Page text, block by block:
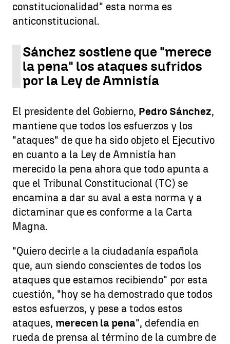
constitucionalidad" esta norma es
anticonstitucional.
Sánchez sostiene que "merece
la pena" los ataques sufridos
por la Ley de Amnistía
El presidente del Gobierno, Pedro Sánchez,
mantiene que todos los esfuerzos y los
"ataques" de que ha sido objeto el Ejecutivo
en cuanto a la Ley de Amnistía han
merecido la pena ahora que todo apunta a
que el Tribunal Constitucional (TC) se
encamina a dar su aval a esta norma y a
dictaminar que es conforme a la Carta
Magna.
"Quiero decirle a la ciudadanía española
que, aun siendo conscientes de todos los
ataques que estamos recibiendo" por esta
cuestión, "hoy se ha demostrado que todos
estos esfuerzos, y pese a todos estos
ataques, merecen la pena", defendía en
rueda de prensa al término de la cumbre de